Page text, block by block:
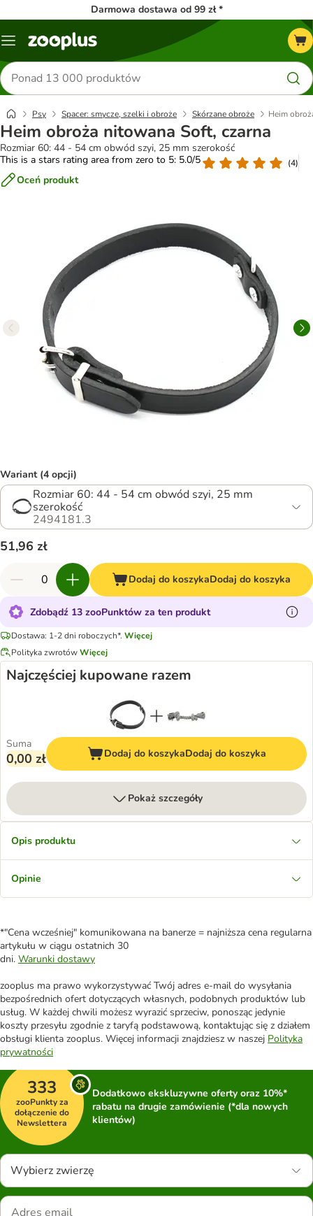
Darmowa dostawa od 99 zł *
Menu
Szukaj
produktów
Psy Spacer: smycze, szelki i obroże Skórzane obroże Heim
Heim obroża nitowana Soft, czarna
Rozmiar 60: 44 - 54 cm obwód szyi, 25 mm szerokość
This is a stars rating area from zero to 5: 5.0/5
(4)
Oceń produkt
Wariant (4 opcji)
Rozmiar 60: 44 - 54 cm obwód szyi, 25 mm
szerokość
2494181.3
51,96 zł
Dodaj do koszykaDodaj do koszyka
Zdobądź 13 zooPunktów za ten produkt
Dostawa: 1-2 dni roboczych*. Więcej
Polityka zwrotówWięcej
Najczęściej kupowane razem
Suma
0,00 zł Dodaj do koszykaDodaj do koszyka
Pokaż szczegóły
Opis produktu
Opinie
*"Cena wcześniej" komunikowana na banerze = najniższa cena regularna
artykułu w ciągu ostatnich 30
dni. Warunki dostawy
zooplus ma prawo wykorzystywać Twój adres e-mail do wysyłania
bezpośrednich ofert dotyczących własnych, podobnych produktów lub
usług. W każdej chwili możesz wyrazić sprzeciw, ponosząc jedynie
koszty przesyłu zgodnie z taryfą podstawową, kontaktując się z działem
obsługi klienta zooplus. Więcej informacji znajdziesz w naszej Polityka
prywatności
333
zooPunkty za
dołączenie do
Newslettera
Dodatkowo ekskluzywne oferty oraz 10%*
rabatu na drugie zamówienie (*dla nowych
klientów)
Wybierz zwierzę